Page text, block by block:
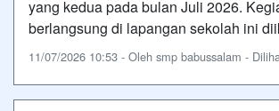
yang kedua pada bulan Juli 2026.
berlangsung di lapangan sekolah ini
11/07/2026 10:53 - Oleh smp babussalam -